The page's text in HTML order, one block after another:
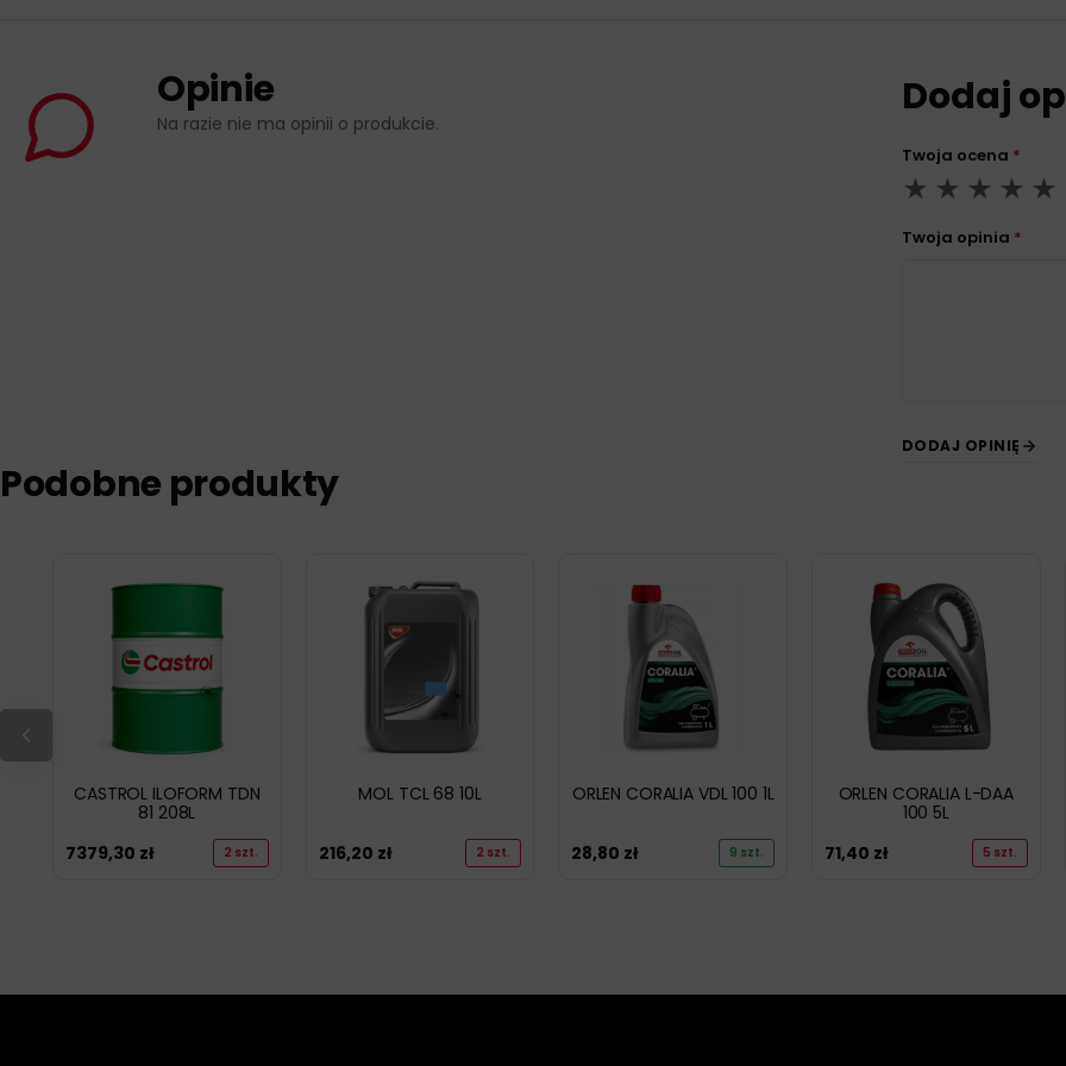
Opinie
Na razie nie ma opinii o produkcie.
Dodaj
Twoja ocena *
Twoja opinia *
DODAJ OPINIĘ
Podobne produkty
CASTROL ILOFORM TDN
81 208L
7379,30 zł 2 szt.
MOL TCL 68 10L
216,20 zł 2 szt.
ORLEN CORALIA VDL 100 1L
28,80 zł 9 szt.
ORLEN CORALIA L-DAA
100 5L
71,40 zł 5 szt.